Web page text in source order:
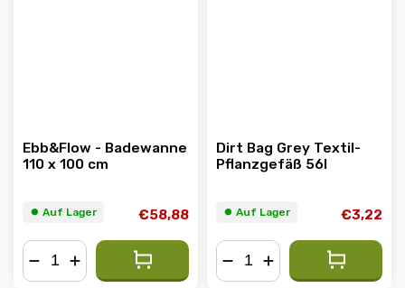
Ebb&Flow - Badewanne
110 x 100 cm
⏺︎ Auf Lager €58,88
Dirt Bag Grey Textil-
Pflanzgefäß 56l
⏺︎ Auf Lager €3,22